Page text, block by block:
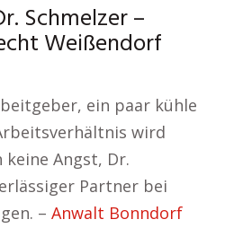
Schmelzer –
Weißendorf
ein paar kühle
wird
Angst, Dr.
Partner bei
– Anwalt Bonndorf